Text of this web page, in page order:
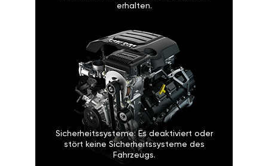
erhalten.
Sicherheitssysteme: Es deaktiviert oder
stört keine Sicherheitssysteme des
Fahrzeugs.